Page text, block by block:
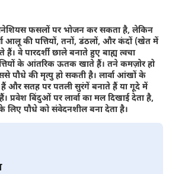
फसलों पर भोजन कर सकता है, लेकिन
आलू की पत्तियों, तनों, डंठलों, और कंदों (खेत में
वे पारदर्शी छाले बनाते हुए बाह्य त्वचा
के आंतरिक ऊतक खाते हैं। तने कमज़ोर हो
पौधे की मृत्यु हो सकती है। लार्वा आंखों के
और सतह पर पतली सुरंगें बनाते हैं या गूदे में
प्रवेश बिंदुओं पर लार्वा का मल दिखाई देता है,
लिए पौधे को संवेदनशील बना देता है।